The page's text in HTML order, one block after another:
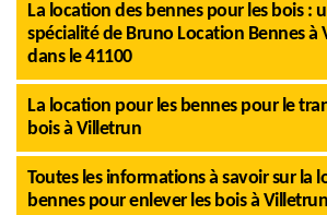
La location des bennes pour les bois :
spécialité de Bruno Location Bennes à
dans le 41100
La location pour les bennes pour le
bois à Villetrun
Toutes les informations à savoir sur la
bennes pour enlever les bois à Villetrun